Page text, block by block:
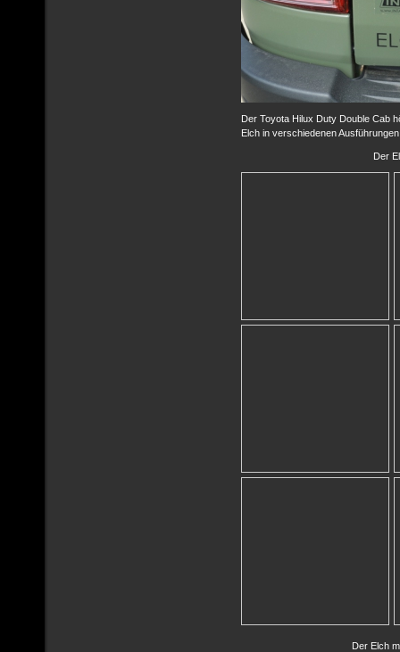
Der Toyota Hilux Duty Double Cab
Elch in verschiedenen
Der
Der Elch